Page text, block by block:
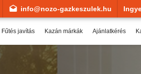
info@nozo-gazkeszulek.hu
Fűtés javítás Kazán márkák Ajánlatkérés